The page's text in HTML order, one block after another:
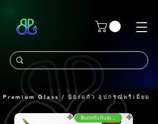
Premium Glass / บ้องแก้ว อุปกรณ์พรีเมี่ยม
สีแดงทับทิมอเมริกา